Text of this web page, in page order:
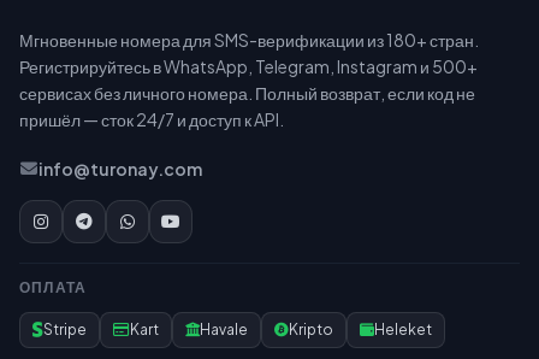
Мгновенные номера для SMS-верификации из 180+ стран.
Регистрируйтесь в WhatsApp, Telegram, Instagram и 500+
сервисах без личного номера. Полный возврат, если код не
пришёл — сток 24/7 и доступ к API.
info@turonay.com
ОПЛАТА
Stripe Kart Havale Kripto Heleket